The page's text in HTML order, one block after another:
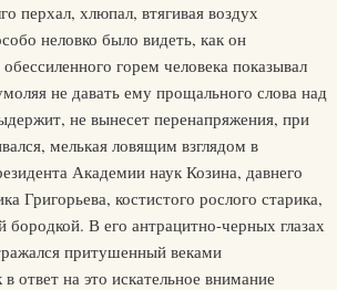
перхал, хлюпал, втягивая воздух
неловко было видеть, как он
горем человека показывал
не давать ему прощального слова над
не вынесет перенапряжения, при
мелькая ловящим взглядом в
Академии наук Козина, давнего
Григорьева, костистого рослого старика,
бородкой. В его антрацитно-черных глазах
притушенный веками
ответ на это искательное внимание